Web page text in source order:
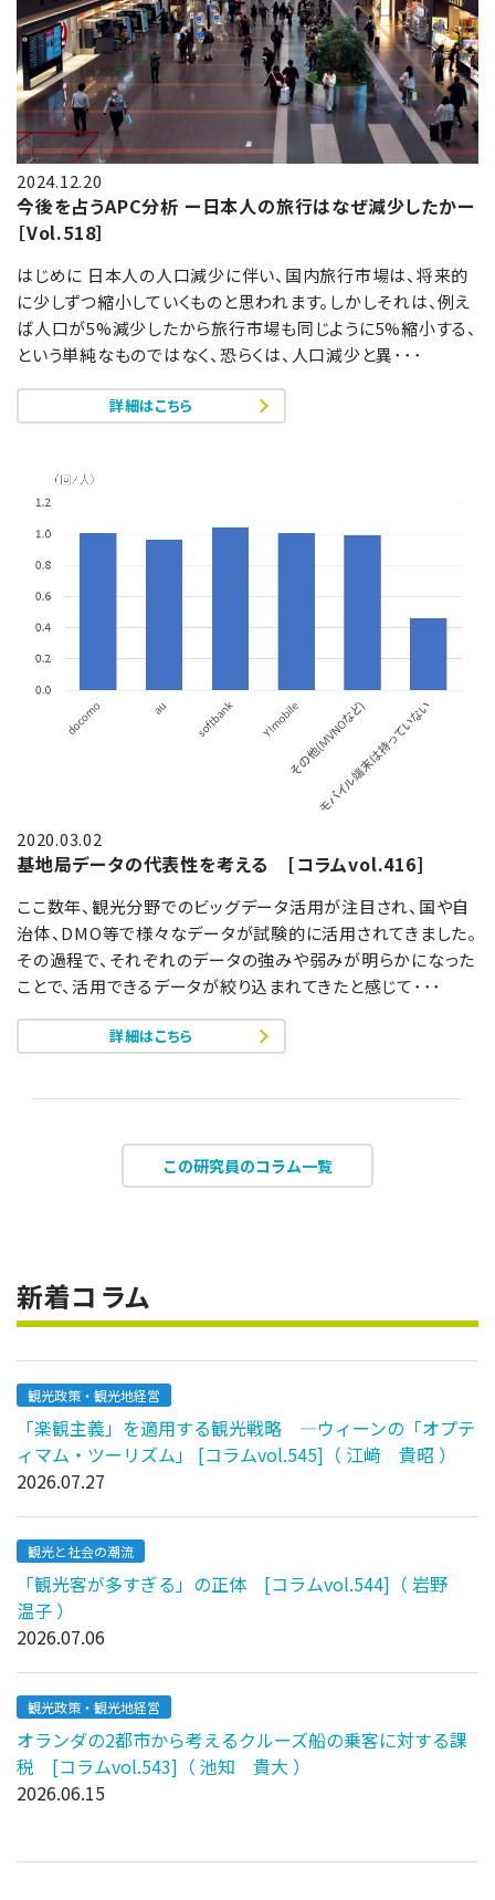
2024.12.20
今後を占うAPC分析 ー日本人の旅行はなぜ減少したかー
［Vol.518］
はじめに 日本人の人口減少に伴い、国内旅行市場は、将来的
に少しずつ縮小していくものと思われます。しかしそれは、例え
ば人口が5%減少したから旅行市場も同じように5%縮小する、
という単純なものではなく、恐らくは、人口減少と異･･･
詳細はこちら
2020.03.02
基地局データの代表性を考える [コラムvol.416]
ここ数年、観光分野でのビッグデータ活用が注目され、国や自
治体、DMO等で様々なデータが試験的に活用されてきました。
その過程で、それぞれのデータの強みや弱みが明らかになった
ことで、活用できるデータが絞り込まれてきたと感じて･･･
詳細はこちら
この研究員のコラム一覧
新着コラム
観光政策・観光地経営
「楽観主義」を適用する観光戦略 ―ウィーンの「オプテ
ィマム・ツーリズム」 [コラムvol.545]（ 江﨑 貴昭 ）
2026.07.27
観光と社会の潮流
「観光客が多すぎる」の正体 [コラムvol.544]（ 岩野
温子 ）
2026.07.06
観光政策・観光地経営
オランダの2都市から考えるクルーズ船の乗客に対する課
税 [コラムvol.543]（ 池知 貴大 ）
2026.06.15